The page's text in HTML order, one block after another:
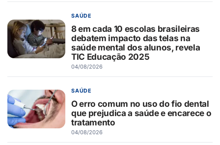
SAÚDE
8 em cada 10 escolas brasileiras
debatem impacto das telas na
saúde mental dos alunos, revela
TIC Educação 2025
04/08/2026
SAÚDE
O erro comum no uso do fio dental
que prejudica a saúde e encarece o
tratamento
04/08/2026